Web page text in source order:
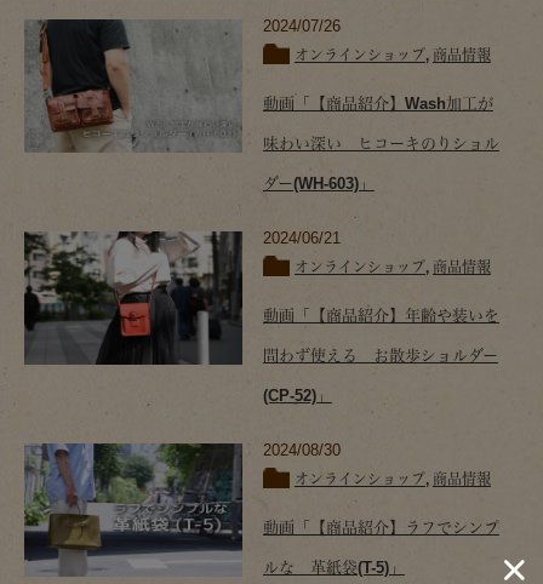
2024/07/26
オンラインショップ, 商品情報
動画「【商品紹介】Wash加工が
味わい深い ヒコーキのりショル
ダー(WH-603)」
2024/06/21
オンラインショップ, 商品情報
動画「【商品紹介】年齢や装いを
問わず使える お散歩ショルダー
(CP-52)」
2024/08/30
オンラインショップ, 商品情報
動画「【商品紹介】ラフでシンプ
ルな 革紙袋(T-5)」